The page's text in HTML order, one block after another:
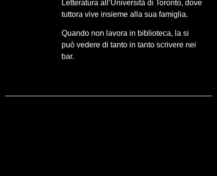
Letteratura all’Università di Toronto, dove
tuttora vive insieme alla sua famiglia.
Quando non lavora in biblioteca, la si
può vedere di tanto in tanto scrivere nei
bar.